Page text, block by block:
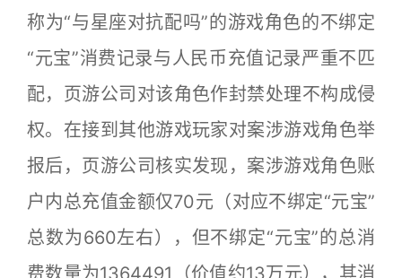
称为“与星座对抗配吗”的游戏角色的不绑定
“元宝”消费记录与人民币充值记录严重不匹
配，页游公司对该角色作封禁处理不构成侵
权。在接到其他游戏玩家对案涉游戏角色举
报后，页游公司核实发现，案涉游戏角色账
户内总充值金额仅70元（对应不绑定“元宝”
总数为660左右），但不绑定“元宝”的总消
费数量为1364491（价值约13万元），其消